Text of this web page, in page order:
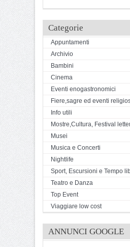
Categorie
Appuntamenti
Archivio
Bambini
Cinema
Eventi enogastronomici
Fiere,sagre ed eventi
Info utili
Mostre,Cultura, Festival
Musei
Musica e Concerti
Nightlife
Sport, Escursioni e Tempo
Teatro e Danza
Top Event
Viaggiare low cost
ANNUNCI GOOGLE